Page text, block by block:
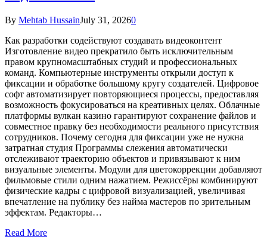
By Mehtab HussainJuly 31, 20260
Как разработки содействуют создавать видеоконтент
Изготовление видео прекратило быть исключительным
правом крупномасштабных студий и профессиональных
команд. Компьютерные инструменты открыли доступ к
фиксации и обработке большому кругу создателей. Цифровое
софт автоматизирует повторяющиеся процессы, предоставляя
возможность фокусироваться на креативных целях. Облачные
платформы вулкан казино гарантируют сохранение файлов и
совместное правку без необходимости реального присутствия
сотрудников. Почему сегодня для фиксации уже не нужна
затратная студия Программы слежения автоматически
отслеживают траекторию объектов и привязывают к ним
визуальные элементы. Модули для цветокоррекции добавляют
фильмовые стили одним нажатием. Режиссёры комбинируют
физические кадры с цифровой визуализацией, увеличивая
впечатление на публику без найма мастеров по зрительным
эффектам. Редакторы…
Read More